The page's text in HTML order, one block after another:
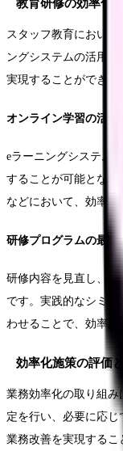
教育研修の効率化
スタッフ教育におい
ングシステムの活用
実現することができま
オンライン学習の活用
eラーニングシステム
することが可能とな
などにおいて、効率的
研修プログラムの最適
研修内容を見直し、
です。実践的なシミ
わせることで、効率的
効率化施策の評価
業務効率化の取り組み
定を行い、必要に応
業務改善を実現するこ